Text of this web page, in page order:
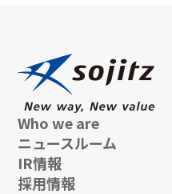
Who we are
ニュースルーム
IR情報
採用情報